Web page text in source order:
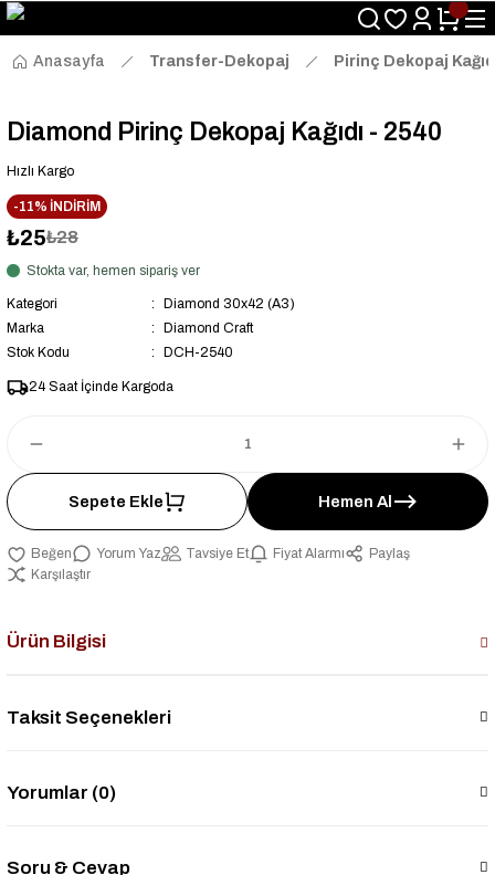
Size Özel "HG10" Kodu ile Sepette Hemen %10 İndirim Fırsatını
Kaçırmayın!
Anasayfa
Transfer-Dekopaj Pirinç Dekopaj
Diamond Pirinç Dekopaj Kağıdı - 2540
Hızlı Kargo
-11% İNDİRİM
₺25₺28
Stokta var, hemen sipariş ver
Kategori
Diamond 30x42 (A3)
Marka
Diamond Craft
Stok Kodu
DCH-2540
24 Saat İçinde Kargoda
Sepete Ekle Hemen Al
Yorum Yaz Tavsiye Et Fiyat Alarmı
Paylaş
Karşılaştır
Ürün Bilgisi
Taksit Seçenekleri
Yorumlar (0)
Soru & Cevap